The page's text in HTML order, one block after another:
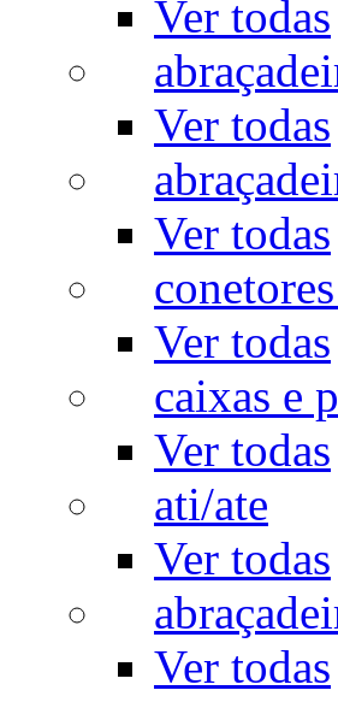
Ver todas
Ver todas
Ver todas
Ver todas
caixas e
Ver todas
ati/ate
Ver todas
Ver todas